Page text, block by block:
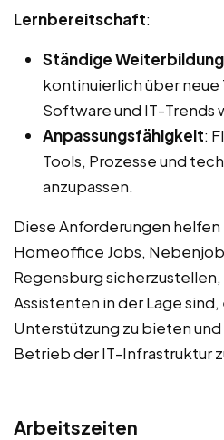
Lernbereitschaft:
Ständige Weiterbildung
kontinuierlich über
Software und IT-Trends
Anpassungsfähigkeit:
Tools, Prozesse und
anzupassen.
Diese Anforderungen
Homeoffice Jobs,
Regensburg
Assistenten in der Lage
Unterstützung zu bieten
Betrieb der IT-Infrastruktur
Arbeitszeiten